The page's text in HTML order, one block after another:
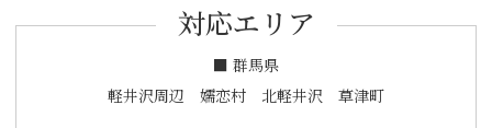
対応エリア
■ 群馬県
軽井沢周辺 嬬恋村 北軽井沢 草津町